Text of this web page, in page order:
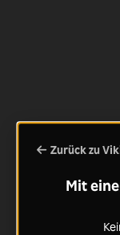
Zurück zu
Mit